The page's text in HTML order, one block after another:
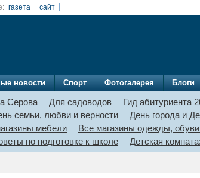
газета сайт
новости Спорт Фотогалерея Блоги
Серова Для садоводов Гид абитуриента
семьи, любви и верности
День города и
мебели
Все магазины одежды,
по подготовке к школе Детская